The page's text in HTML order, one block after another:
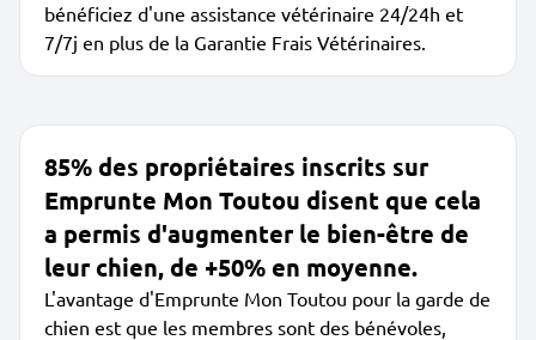
bénéficiez d'une assistance vétérinaire 24/24h et
7/7j en plus de la Garantie Frais Vétérinaires.
85% des propriétaires inscrits sur
Emprunte Mon Toutou disent que cela
a permis d'augmenter le bien-être de
leur chien, de +50% en moyenne.
L'avantage d'Emprunte Mon Toutou pour la garde de
chien est que les membres sont des bénévoles,